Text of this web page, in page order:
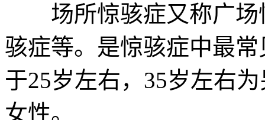
场所惊骇症又称广场
骇症等。是惊骇症中最
于25岁左右，35岁左右
女性。